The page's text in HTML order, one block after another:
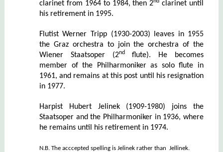
clarinet from 1964 to 1984, then 2
clarinet until
his retirement in 1995.
Flutist Werner Tripp (1930-2003) leaves in 1955
the Graz orchestra to join the orchestra of the
Wiener Staatsoper (2ndflute). He becomes
member of the Philharmoniker as solo flute in
1961, and remains at this post until his resignation
in 1977.
Harpist Hubert Jelinek (1909-1980) joins the
Staatsoper and the Philharmoniker in 1936, where
he remains until his retirement in 1974.
N.B. The acccepted spelling is Jelinek rather than Jellinek.